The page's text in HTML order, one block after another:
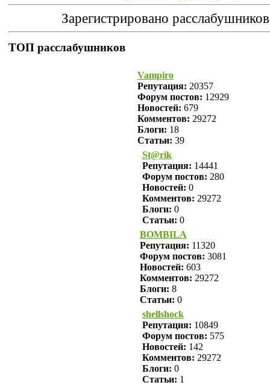
Зарегистрировано
ТОП расслабушников
Vampiro
Репутация: 20357
Форум постов: 12929
Новостей: 679
Комментов: 29272
Блоги: 18
Статьи: 39
St@rik
Репутация: 14441
Форум постов: 280
Новостей: 0
Комментов: 29272
Блоги: 0
Статьи: 0
BOMBILA
Репутация: 11320
Форум постов: 3081
Новостей: 603
Комментов: 29272
Блоги: 8
Статьи: 0
shellshock
Репутация: 10849
Форум постов: 575
Новостей: 142
Комментов: 29272
Блоги: 0
Статьи: 1